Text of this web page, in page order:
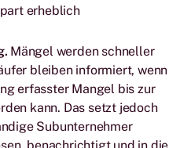
erheblich
Mängel werden schneller
bleiben informiert, wenn
erfasster Mangel bis zur
kann. Das setzt jedoch
Subunternehmer